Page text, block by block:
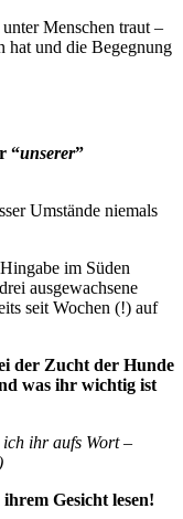
Menschen traut –
hat und die Begegnung
“unserer”
Umstände niemals
im Süden
ausgewachsene
seit Wochen (!) auf
der Zucht der Hunde
was ihr wichtig ist
ihr aufs Wort –
Gesicht lesen!